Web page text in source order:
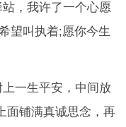
，我许了一个心愿
望叫执着;愿你今生
一生平安，中间放
面铺满真诚思念，再